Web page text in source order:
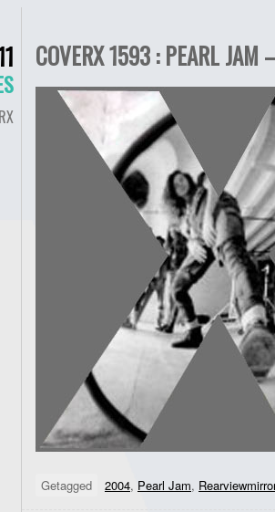
COVERX 1593 : PEARL
Getagged 2004, Pearl Jam,